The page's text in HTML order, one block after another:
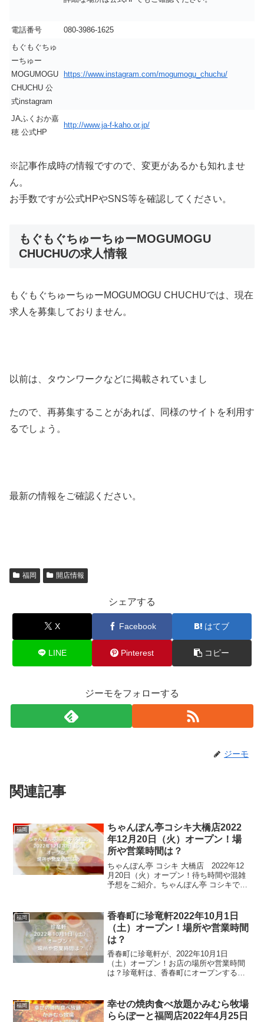
電話番号
080-3986-1625
もぐもぐちゅ
ーちゅー
MOGUMOGU
CHUCHU 公
式instagram
https://www.instagram.com/mogumogu_chuchu/
JAふくおか嘉
穂 公式HP
http://www.ja-f-kaho.or.jp/
※記事作成時の情報ですので、変更があるかも知れませ
ん。
お手数ですが公式HPやSNS等を確認してください。
もぐもぐちゅーちゅーMOGUMOGU
CHUCHUの求人情報
もぐもぐちゅーちゅーMOGUMOGU CHUCHUでは、現在
求人を募集しておりません。
以前は、タウンワークなどに掲載されていまし
たので、再募集することがあれば、同様のサイトを利用す
るでしょう。
最新の情報をご確認ください。
福岡 開店情報
シェアする
X Facebook はてブ
LINE Pinterest コピー
ジーモをフォローする
ジーモ
関連記事
福岡
ちゃんぽん亭コシキ大橋店2022
年12月20日（火）オープン！場
所や営業時間は？
ちゃんぽん亭 コシキ 大橋店 2022年12
月20日（火）オープン！待ち時間や混雑
予想をご紹介。ちゃんぽん亭 コシキで
日間コツコツ煮込んだゴールデンスープ
で作るちゃん...
福岡
香春町に珍竜軒2022年10月1日
（土）オープン！場所や営業時間
は？
香春町に珍竜軒が、2022年10月1日
（土）オープン！お店の場所や営業時間
は？珍竜軒は、香春町にオープンするラ
現在は閉店と記載されるので、関係ない
と思われます。さらに、...
福岡
幸せの焼肉食べ放題かみむら牧場
ららぽーと福岡店2022年4月25日